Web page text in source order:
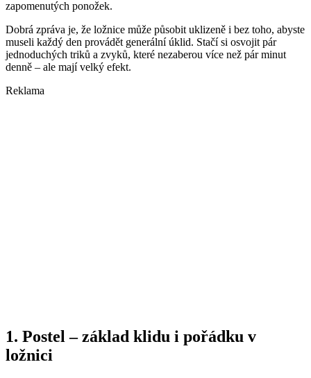
zapomenutých ponožek.
Dobrá zpráva je, že ložnice může působit uklizeně i bez toho, abyste
museli každý den provádět generální úklid. Stačí si osvojit pár
jednoduchých triků a zvyků, které nezaberou více než pár minut
denně – ale mají velký efekt.
Reklama
1. Postel – základ klidu i pořádku v
ložnici